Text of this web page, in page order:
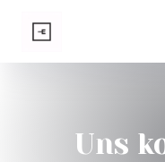
Uns